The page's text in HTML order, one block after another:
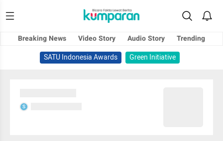
Breaking News Video Story Audio Story
Trending
SATU Indonesia Awards
Green Initiative
S